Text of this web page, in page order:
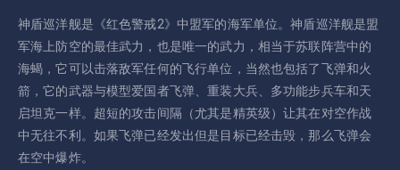
神盾巡洋舰是《红色警戒2》中盟军的海军单位。神盾巡洋舰是盟
军海上防空的最佳武力，也是唯一的武力，相当于苏联阵营中的
海蝎，它可以击落敌军任何的飞行单位，当然也包括了飞弹和火
箭，它的武器与模型爱国者飞弹、重装大兵、多功能步兵车和天
启坦克一样。超短的攻击间隔（尤其是精英级）让其在对空作战
中无往不利。如果飞弹已经发出但是目标已经击毁，那么飞弹会
在空中爆炸。